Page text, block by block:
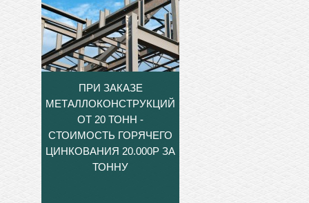
ПРИ ЗАКАЗЕ
МЕТАЛЛОКОНСТРУКЦИЙ
ОТ 20 ТОНН -
СТОИМОСТЬ ГОРЯЧЕГО
ЦИНКОВАНИЯ 20.000Р ЗА
ТОННУ